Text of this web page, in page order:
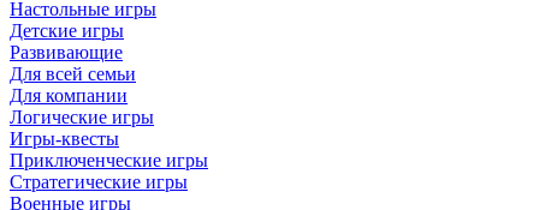
Настольные игры
Детские игры
Развивающие
Для всей семьи
Для компании
Логические игры
Игры-квесты
Приключенческие игры
Стратегические игры
Военные игры